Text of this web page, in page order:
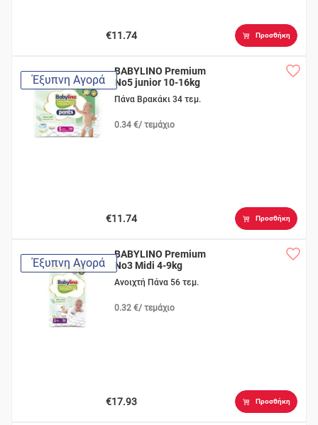
€11.74 Προσθήκη
Έξυπνη Αγορά
BABYLINO Premium
No5 junior 10-16kg
Πάνα Βρακάκι 34 τεμ.
0.34 €/ τεμάχιο
€11.74 Προσθήκη
Έξυπνη Αγορά
BABYLINO Premium
No3 Midi 4-9kg
Ανοιχτή Πάνα 56 τεμ.
0.32 €/ τεμάχιο
€17.93 Προσθήκη